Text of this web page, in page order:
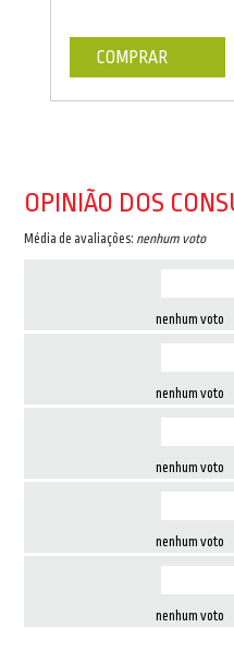
COMPRAR
OPINIÃO DOS
Média de avaliações: nenhum voto
nenhum voto
nenhum voto
nenhum voto
nenhum voto
nenhum voto